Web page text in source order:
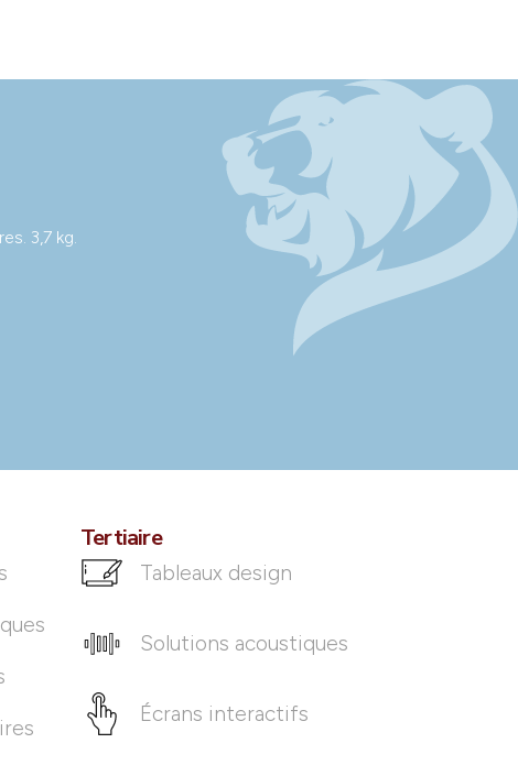
3,7 kg.
Tertiaire
Tableaux design
Solutions acoustiques
Écrans interactifs